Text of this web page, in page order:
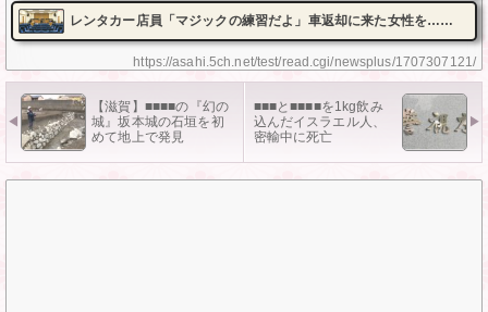
https://asahi.5ch.net/test/read.cgi/newsplus/1707307121/
レンタカー店員「マジックの練習だよ」車返却に来た女性を……
【滋賀】■■■■の『幻の
城』坂本城の石垣を初
めて地上で発見
■■■と■■■■を1kg飲み
込んだイスラエル人、
密輸中に死亡